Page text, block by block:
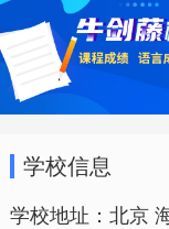
学校信息
学校地址：北京